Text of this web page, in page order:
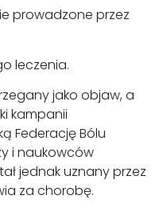
prowadzone przez
leczenia.
jako objaw, a
kampanii
Federację Bólu
i naukowców
jednak uznany przez
za chorobę.